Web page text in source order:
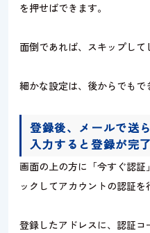
を押せばできます。
面倒であれば、スキップして
細かな設定は、後からでもで
登録後、メールで送
入力すると登録が完
画面の上の方に「今すぐ認証
ックしてアカウントの認証を
登録したアドレスに、認証コ